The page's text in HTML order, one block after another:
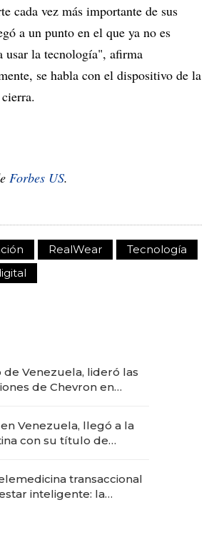
cada vez más importante de sus
a un punto en el que ya no es
usar la tecnología", afirma
se habla con el dispositivo de la
Forbes US.
RealWear
Tecnología
de Venezuela, lideró las
de Chevron en
Venezuela, llegó a la
con su título de
"fast premium"
transaccional
inteligente: la